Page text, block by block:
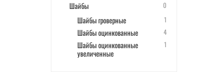
Шайбы 0
Шайбы гроверные 1
Шайбы оцинкованные 4
Шайбы оцинкованные
увеличенные
1